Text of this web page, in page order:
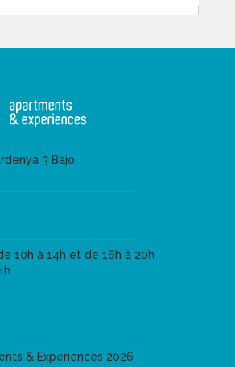
3 Bajo
10h à 14h et de 16h à 20h
& Experiences 2026